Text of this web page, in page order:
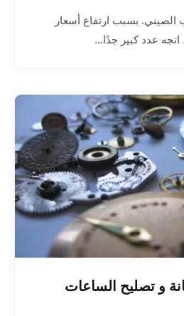
بسبب ارتفاع أسعار
عدد كبير جدًا…
و تصليح الساعات